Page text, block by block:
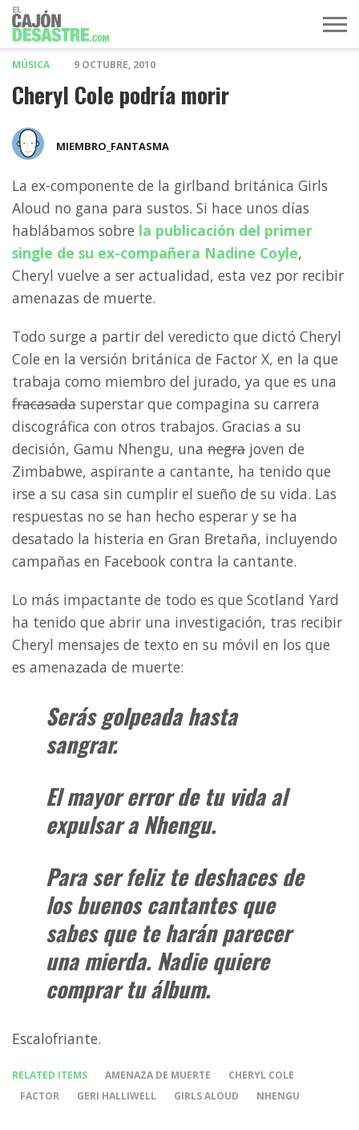
MÚSICA 9 OCTUBRE, 2010
Cheryl Cole podría morir
MIEMBRO_FANTASMA
La ex-componente de la girlband británica Girls
Aloud no gana para sustos. Si hace unos días
hablábamos sobre la publicación del primer
single de su ex-compañera Nadine Coyle,
Cheryl vuelve a ser actualidad, esta vez por recibir
amenazas de muerte.
Todo surge a partir del veredicto que dictó Cheryl
Cole en la versión británica de Factor X, en la que
trabaja como miembro del jurado, ya que es una
fracasada superstar que compagina su carrera
discográfica con otros trabajos. Gracias a su
decisión, Gamu Nhengu, una negra joven de
Zimbabwe, aspirante a cantante, ha tenido que
irse a su casa sin cumplir el sueño de su vida. Las
respuestas no se han hecho esperar y se ha
desatado la histeria en Gran Bretaña, incluyendo
campañas en Facebook contra la cantante.
Lo más impactante de todo es que Scotland Yard
ha tenido que abrir una investigación, tras recibir
Cheryl mensajes de texto en su móvil en los que
es amenazada de muerte:
Serás golpeada hasta
sangrar.
El mayor error de tu vida al
expulsar a Nhengu.
Para ser feliz te deshaces de
los buenos cantantes que
sabes que te harán parecer
una mierda. Nadie quiere
comprar tu álbum.
Escalofriante.
RELATED ITEMS AMENAZA DE MUERTE
CHERYL COLE
FACTOR
GERI HALLIWELL GIRLS ALOUD NHENGU